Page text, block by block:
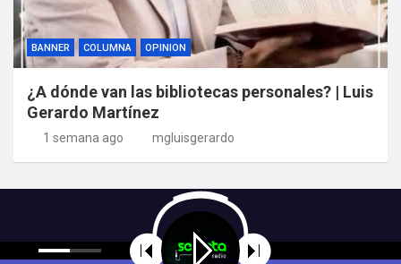
BANNER COLUMNA OPINION
¿A dónde van las bibliotecas personales? | Luis
Gerardo Martínez
1 semana ago mgluisgerardo